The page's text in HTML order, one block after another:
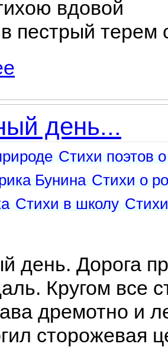
вдовой
пестрый терем
день...
Стихи поэтов
Бунина Стихи о
Стихи в школу Стихи
день. Дорога
Кругом все
дремотно и
сторожевая